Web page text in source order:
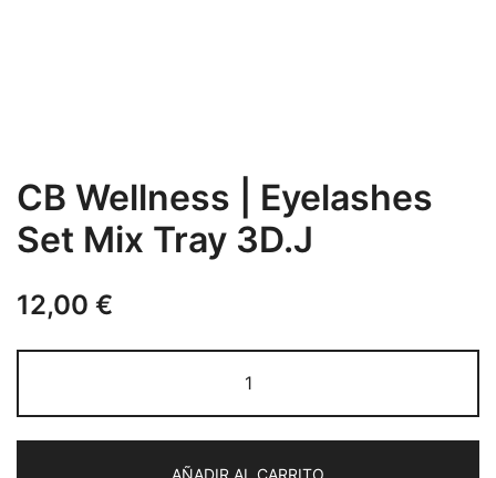
CB Wellness | Eyelashes
Set Mix Tray 3D.J
12,00 €
Wellness
|
AÑADIR AL CARRITO